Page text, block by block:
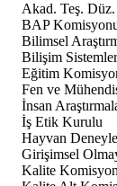
Akad. Teş.
BAP
Bilimsel
Bilişim
Eğitim
Fen ve
İnsan
İş Etik Kurulu
Hayvan
Girişimsel
Kalite